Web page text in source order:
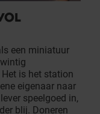
een miniatuur
is het station
eigenaar naar
speelgoed in,
blij. Doneren